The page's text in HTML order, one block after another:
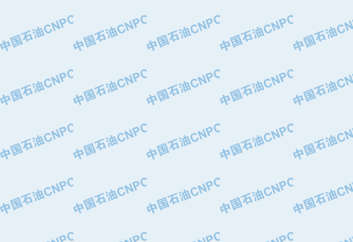
·中国石油锦西石化分公司
·大港油田集团有限责任公司
·深圳市肯多斯实业发展有限公司
·山东墨龙石油机械股份有限公司
·无锡西姆莱斯石油专用管制造有限公
·武汉钢铁（集团）公司
·马鞍山钢铁股份有限公司
·中国石油天然气股份有限公司兰州石
·中国石化茂名石化分公司